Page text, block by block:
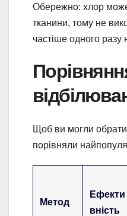
Обережно: хлор
тканини, тому не
частіше одного разу
Щоб ви могли
порівняли
Метод
Ефекти
вність